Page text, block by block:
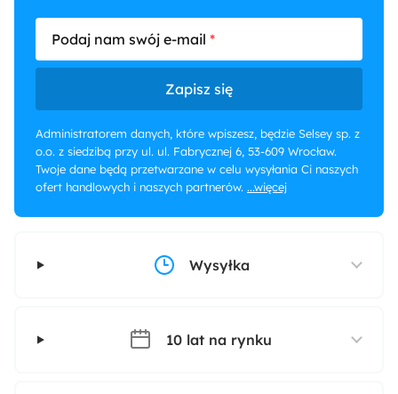
Podaj nam swój e-mail
Zapisz się
Administratorem danych, które wpiszesz, będzie Selsey sp. z
o.o. z siedzibą przy ul. ul. Fabrycznej 6, 53-609 Wrocław.
Twoje dane będą przetwarzane w celu wysyłania Ci naszych
ofert handlowych i naszych partnerów. ...więcej
Wysyłka
10 lat na rynku